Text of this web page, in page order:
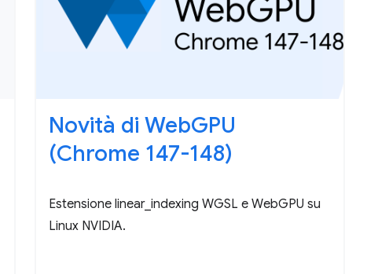
Novità di WebGPU
(Chrome 147-148)
Estensione linear_indexing WGSL e WebGPU su
Linux NVIDIA.